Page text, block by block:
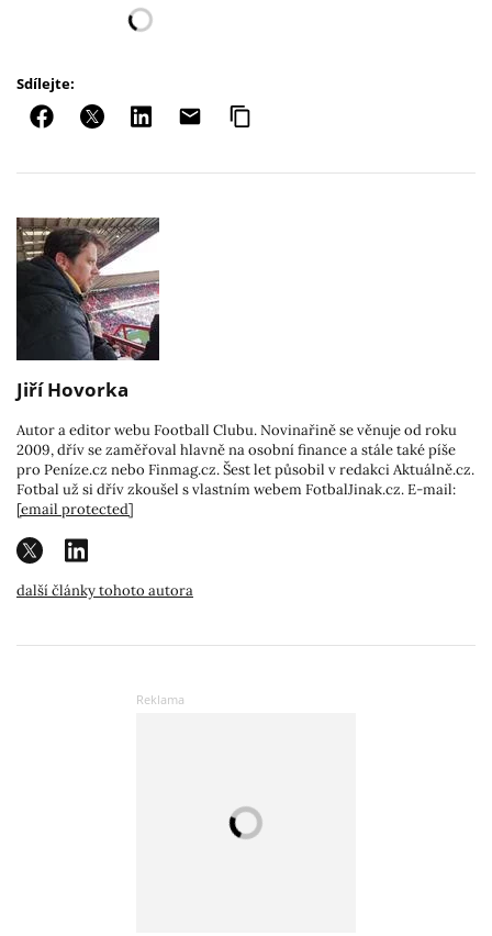
Sdílejte:
Jiří Hovorka
Autor a editor webu Football Clubu. Novinařině se věnuje od roku
2009, dřív se zaměřoval hlavně na osobní finance a stále také píše
pro Peníze.cz nebo Finmag.cz. Šest let působil v redakci Aktuálně.cz.
Fotbal už si dřív zkoušel s vlastním webem FotbalJinak.cz. E-mail:
[email protected]
další články tohoto autora